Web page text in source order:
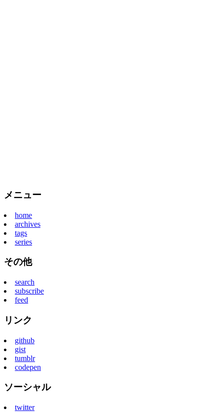
メニュー
home
archives
tags
series
その他
search
subscribe
feed
リンク
github
gist
tumblr
codepen
ソーシャル
twitter